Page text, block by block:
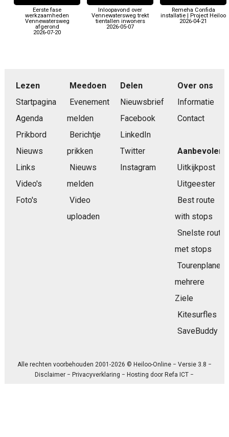
Eerste fase
werkzaamheden
Vennewatersweg
afgerond
2026-07-20
Inloopavond over
Vennewatersweg trekt
tientallen inwoners
2026-05-07
Remeha Confida
installatie | Project Heiloo
2026-04-21
Lezen
Startpagina
Agenda
Prikbord
Nieuws
Links
Video's
Foto's
Meedoen
Evenement
melden
Berichtje
prikken
Nieuws
melden
Video
uploaden
Delen
Nieuwsbrief
Facebook
LinkedIn
Twitter
Instagram
Over ons
Informatie
Contact
Aanbevolen
Uitkijkpost
Uitgeester
Best route
with stops
Snelste route
met stops
Tourenplaner
mehrere
Ziele
Kitesurfles
SaveBuddy
Alle rechten voorbehouden 2001-2026 © Heiloo-Online − Versie 3.8 −
Disclaimer −Privacyverklaring − Hosting doorRefa ICT −